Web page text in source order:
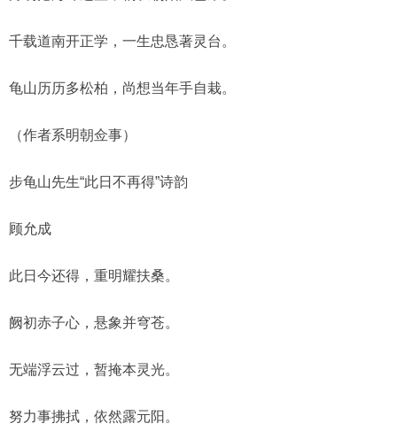
千载道南开正学，一生忠恳著灵台。
龟山历历多松柏，尚想当年手自栽。
（作者系明朝佥事）
步龟山先生“此日不再得”诗韵
顾允成
此日今还得，重明耀扶桑。
阙初赤子心，悬象并穹苍。
无端浮云过，暂掩本灵光。
努力事拂拭，依然露元阳。